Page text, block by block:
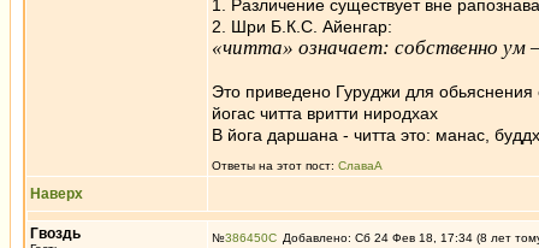
1. Различение существует вне
2. Шри Б.К.С. Айенгар:
«читта» означает: собственно
Это приведено Гуруджи для обьяснения
йогас читта вритти ниродхах
В йога даршана - читта это: манас,
Ответы на этот пост: СлаваА
Наверх
Гвоздь №386450 Добавлено: Сб 24 Фев 18, 17:34 (8 лет